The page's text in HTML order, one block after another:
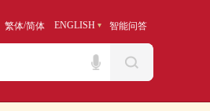
繁体/简体 ENGLISH 智能问答